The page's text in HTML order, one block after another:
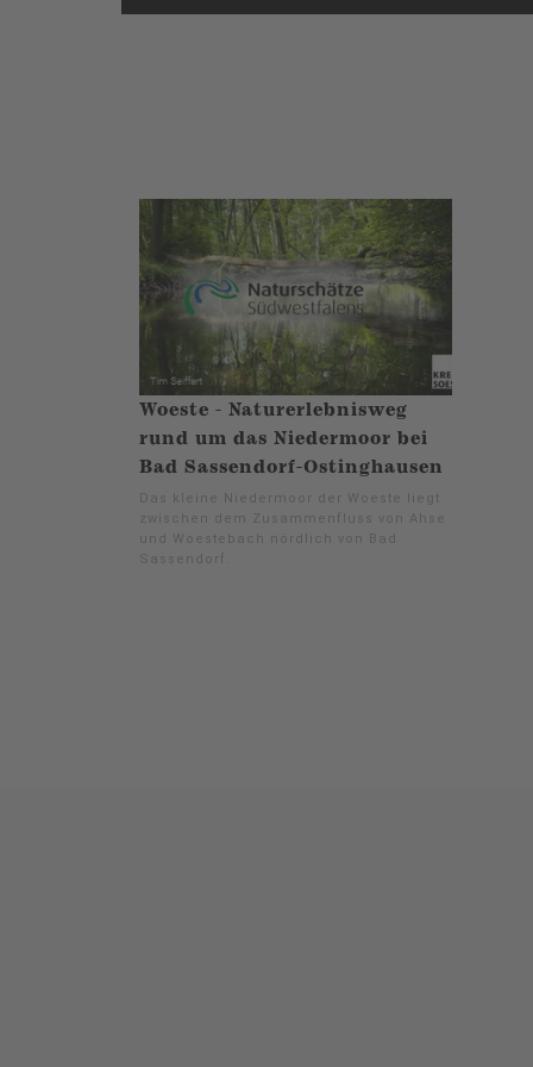
Woeste - Naturerlebnisweg
rund um das Niedermoor bei
Bad Sassendorf-Ostinghausen
Das kleine Niedermoor der Woeste liegt
zwischen dem Zusammenfluss von Ahse
und Woestebach nördlich von Bad
Sassendorf.